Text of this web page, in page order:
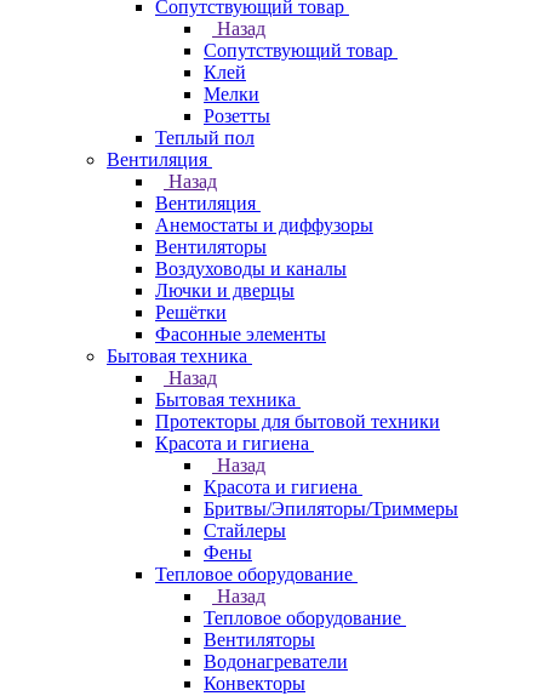
Сопутствующий товар
Назад
Сопутствующий товар
Клей
Мелки
Розетты
Теплый пол
Вентиляция
Назад
Вентиляция
Анемостаты и диффузоры
Вентиляторы
Воздуховоды и каналы
Лючки и дверцы
Решётки
Фасонные элементы
Бытовая техника
Назад
Бытовая техника
Протекторы для бытовой техники
Красота и гигиена
Назад
Красота и гигиена
Бритвы/Эпиляторы/Триммеры
Стайлеры
Фены
Тепловое оборудование
Назад
Тепловое оборудование
Вентиляторы
Водонагреватели
Конвекторы